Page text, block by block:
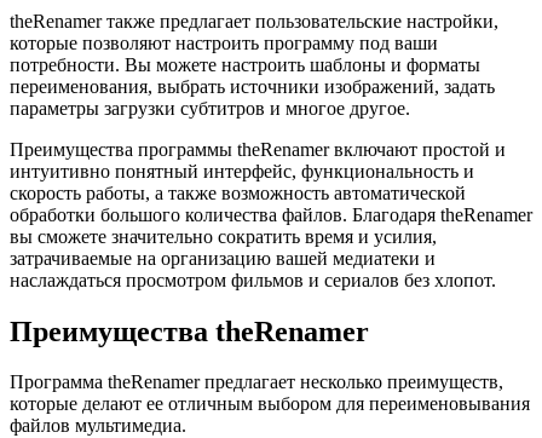
theRenamer также предлагает пользовательские настройки,
которые позволяют настроить программу под ваши
потребности. Вы можете настроить шаблоны и форматы
переименования, выбрать источники изображений, задать
параметры загрузки субтитров и многое другое.
Преимущества программы theRenamer включают простой и
интуитивно понятный интерфейс, функциональность и
скорость работы, а также возможность автоматической
обработки большого количества файлов. Благодаря theRenamer
вы сможете значительно сократить время и усилия,
затрачиваемые на организацию вашей медиатеки и
наслаждаться просмотром фильмов и сериалов без хлопот.
Преимущества theRenamer
Программа theRenamer предлагает несколько преимуществ,
которые делают ее отличным выбором для переименовывания
файлов мультимедиа.